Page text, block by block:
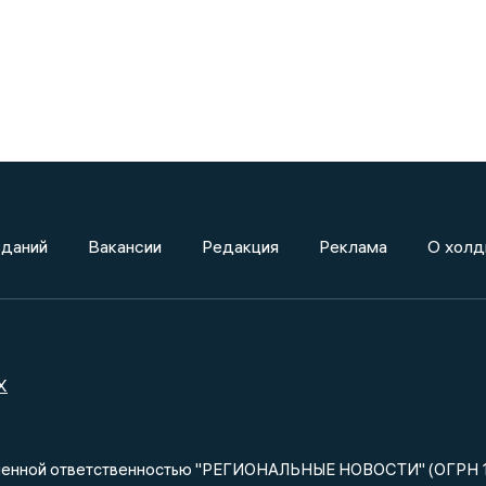
Вакансии Редакция Реклама О
ответственностью "РЕГИОНАЛЬНЫЕ НОВОСТИ" (ОГРН